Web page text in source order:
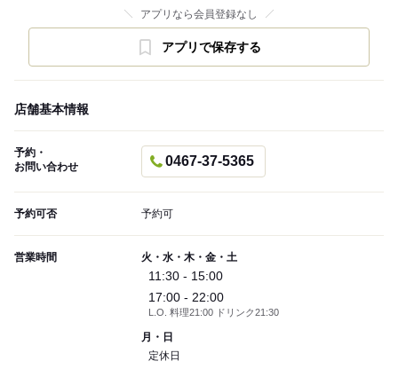
アプリなら会員登録なし
アプリで保存する
店舗基本情報
予約・
お問い合わせ
0467-37-5365
予約可否 予約可
営業時間 火・水・木・金・土
11:30 - 15:00
17:00 - 22:00
L.O. 料理21:00 ドリンク21:30
月・日
定休日